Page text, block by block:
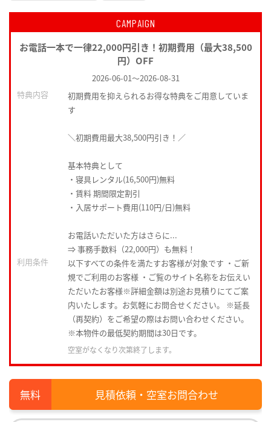
CAMPAIGN
お電話一本で一律22,000円引き！初期費用（最大38,500
円）OFF
2026-06-01～2026-08-31
特典内容
初期費用を抑えられるお得な特典をご用意していま
す
＼初期費用最大38,500円引き！／
基本特典として
・寝具レンタル(16,500円)無料
・賃料 期間限定割引
・入居サポート費用(110円/日)無料
お電話いただいた方はさらに...
⇒ 事務手数料（22,000円）も無料！
利用条件
以下すべての条件を満たすお客様が対象です ・ご新
規でご利用のお客様 ・ご覧のサイト名称をお伝えい
ただいたお客様※詳細金額は別途お見積りにてご案
内いたします。お気軽にお問合せください。 ※延長
（再契約）をご希望の際はお問い合わせください。
※本物件の最低契約期間は30日です。
空室がなくなり次第終了します。
見積依頼・空室お問合わせ